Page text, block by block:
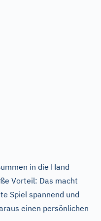
in die Hand
Vorteil: Das macht
Spiel spannend und
einen persönlichen